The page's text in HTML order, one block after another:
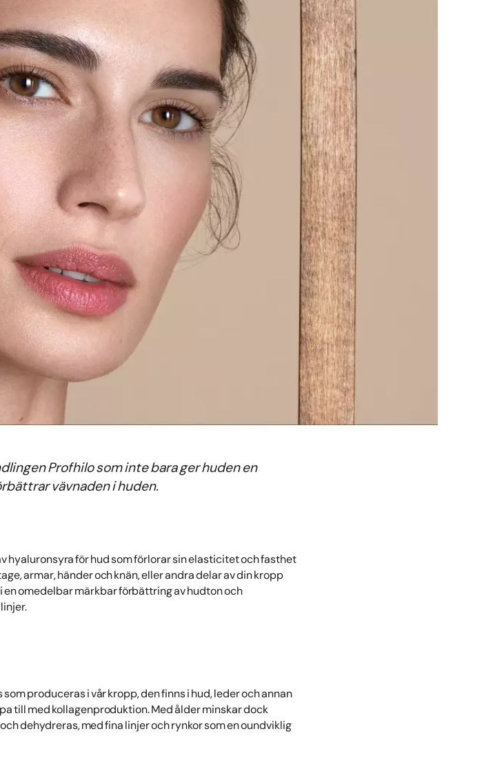
Profhilo som inte bara ger huden en
vävnaden i huden.
hyaluronsyra för hud som förlorar sin elasticitet och fasthet
armar, händer och knän, eller andra delar av din kropp
en omedelbar märkbar förbättring av hudton och
produceras i vår kropp, den finns i hud, leder och annan
till med kollagenproduktion. Med ålder minskar dock
dehydreras, med fina linjer och rynkor som en oundviklig